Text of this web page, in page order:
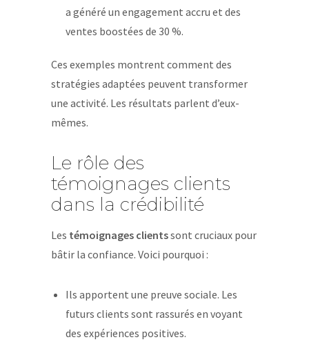
a généré un engagement accru et des
ventes boostées de 30 %.
Ces exemples montrent comment des
stratégies adaptées peuvent transformer
une activité. Les résultats parlent d’eux-
mêmes.
Le rôle des
témoignages clients
dans la crédibilité
Les témoignages clientssont cruciaux pour
bâtir la confiance. Voici pourquoi :
Ils apportent une preuve sociale. Les
futurs clients sont rassurés en voyant
des expériences positives.